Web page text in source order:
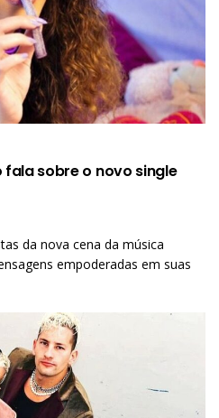
fala sobre o novo single
da nova cena da música
empoderadas em suas